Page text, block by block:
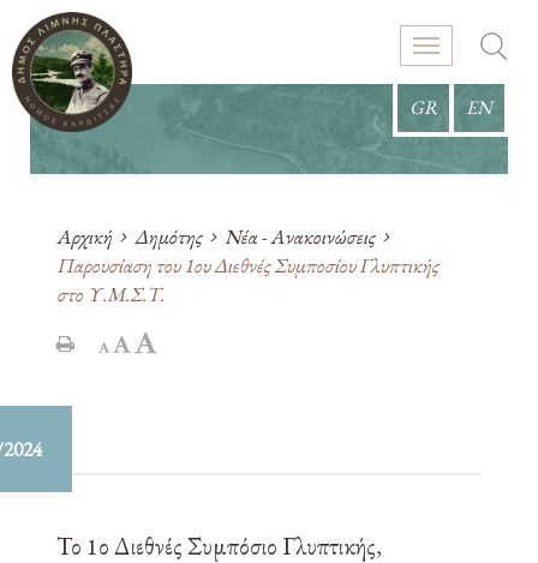
GR EN
Αρχική Δημότης
Νέα - Ανακοινώσεις
Παρουσίαση του 1ου Διεθνές Συμποσίου Γλυπτικής
στο Υ.Μ.Σ.Τ.
Το 1ο Διεθνές Συμπόσιο Γλυπτικής,